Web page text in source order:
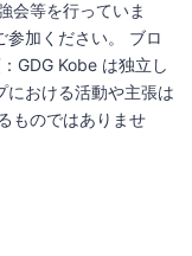
会等を行っていま
参加ください。 ブロ
GDG Kobe は独立し
における活動や主張は
ものではありませ